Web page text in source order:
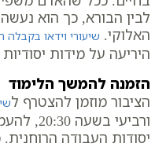
לבין הבורא, כך הוא
האלוקי. שיעורי וידאו בקבלה
היריעה על מידות
הזמנה להמשך הלימוד
הציבור מוזמן להצטרף ל
ורביעי
יסודות העבודה הרוחנית.